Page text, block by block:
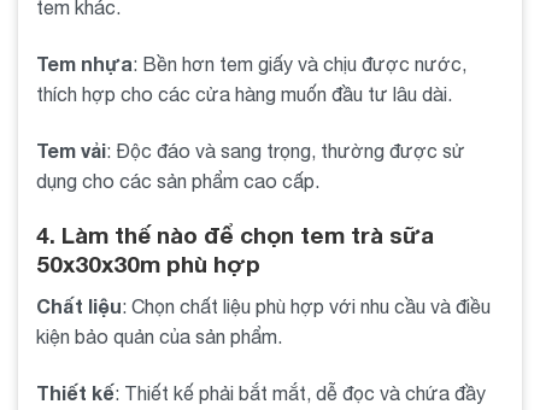
tem khác.
Tem nhựa: Bền hơn tem giấy và chịu được nước,
thích hợp cho các cửa hàng muốn đầu tư lâu dài.
Tem vải: Độc đáo và sang trọng, thường được sử
dụng cho các sản phẩm cao cấp.
4. Làm thế nào để chọn tem trà sữa
50x30x30m phù hợp
Chất liệu: Chọn chất liệu phù hợp với nhu cầu và điều
kiện bảo quản của sản phẩm.
Thiết kế: Thiết kế phải bắt mắt, dễ đọc và chứa đầy